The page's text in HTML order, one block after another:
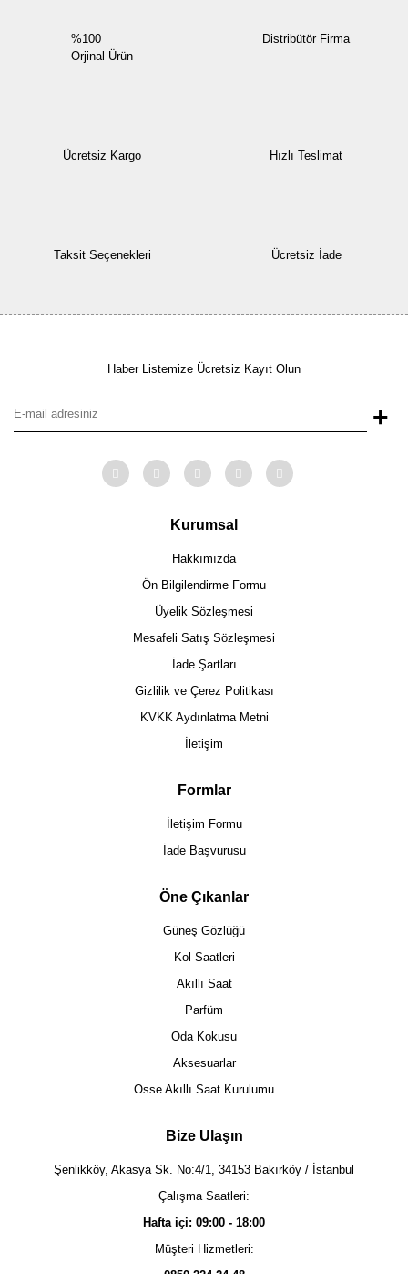
%100
Orjinal Ürün
Distribütör Firma
Ücretsiz Kargo Hızlı Teslimat
Taksit Seçenekleri Ücretsiz İade
Haber Listemize Ücretsiz Kayıt Olun
+
Kurumsal
Hakkımızda
Ön Bilgilendirme Formu
Üyelik Sözleşmesi
Mesafeli Satış Sözleşmesi
İade Şartları
Gizlilik ve Çerez Politikası
KVKK Aydınlatma Metni
İletişim
Formlar
İletişim Formu
İade Başvurusu
Öne Çıkanlar
Güneş Gözlüğü
Kol Saatleri
Akıllı Saat
Parfüm
Oda Kokusu
Aksesuarlar
Osse Akıllı Saat Kurulumu
Bize Ulaşın
Şenlikköy, Akasya Sk. No:4/1, 34153 Bakırköy / İstanbul
Çalışma Saatleri:
Hafta içi: 09:00 - 18:00
Müşteri Hizmetleri: